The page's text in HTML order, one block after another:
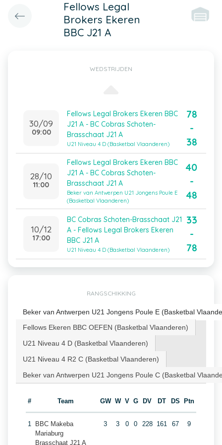
Fellows Legal
Brokers Ekeren
BBC J21 A
WEDSTRIJDEN
30/09
09:00
Fellows Legal Brokers Ekeren BBC
J21 A - BC Cobras Schoten-
Brasschaat J21 A
U21 Niveau 4 D (Basketbal Vlaanderen)
78
-
38
28/10
11:00
Fellows Legal Brokers Ekeren BBC
J21 A - BC Cobras Schoten-
Brasschaat J21 A
Beker van Antwerpen U21 Jongens Poule E
(Basketbal Vlaanderen)
40
-
48
10/12
17:00
BC Cobras Schoten-Brasschaat J21
A - Fellows Legal Brokers Ekeren
BBC J21 A
U21 Niveau 4 D (Basketbal Vlaanderen)
33
-
78
RANGSCHIKKING
Beker van Antwerpen U21 Jongens Poule E (Basketbal
Fellows Ekeren BBC OEFEN (Basketbal Vlaanderen)
U21 Niveau 4 D (Basketbal Vlaanderen)
U21 Niveau 4 R2 C (Basketbal Vlaanderen)
Beker van Antwerpen U21 Jongens Poule C (Basketbal
# Team GW W V G DV DT DS Ptn
1
BBC Makeba
Mariaburg
Brasschaat J21 A
3 3 0 0 228 161 67 9